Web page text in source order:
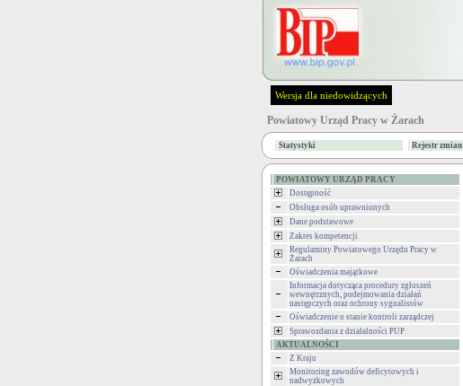
Wersja dla niedowidzących
Powiatowy Urząd Pracy w Żarach
Statystyki Rejestr zmian
POWIATOWY URZĄD PRACY
Dostępność
Obsługa osób uprawnionych
Dane podstawowe
Zakres kompetencji
Regulaminy Powiatowego Urzędu Pracy w
Żarach
Oświadczenia majątkowe
Informacja dotycząca procedury zgłoszeń
wewnętrznych, podejmowania działań
następczych oraz ochrony sygnalistów
Oświadczenie o stanie kontroli zarządczej
Sprawozdania z działalności PUP
AKTUALNOŚCI
Z Kraju
Monitoring zawodów deficytowych i
nadwyżkowych